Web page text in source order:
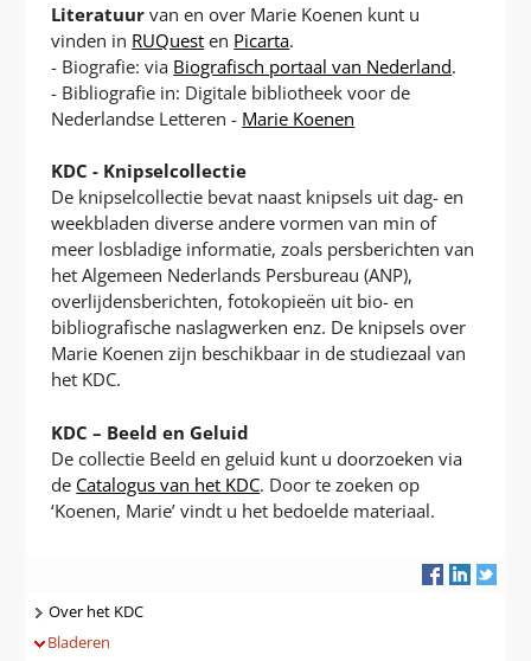
Literatuur van en over Marie Koenen kunt u
vinden in RUQuest en Picarta.
- Biografie: via Biografisch portaal van Nederland.
- Bibliografie in: Digitale bibliotheek voor de
Nederlandse Letteren - Marie Koenen
KDC - Knipselcollectie
De knipselcollectie bevat naast knipsels uit dag- en
weekbladen diverse andere vormen van min of
meer losbladige informatie, zoals persberichten van
het Algemeen Nederlands Persbureau (ANP),
overlijdensberichten, fotokopieën uit bio- en
bibliografische naslagwerken enz. De knipsels over
Marie Koenen zijn beschikbaar in de studiezaal van
het KDC.
KDC – Beeld en Geluid
De collectie Beeld en geluid kunt u doorzoeken via
de Catalogus van het KDC. Door te zoeken op
‘Koenen, Marie’ vindt u het bedoelde materiaal.
Navigatie
Over het KDC
Bladeren